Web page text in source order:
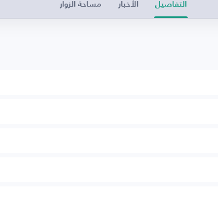
التفاصيل الأخبار مساحة الزوار